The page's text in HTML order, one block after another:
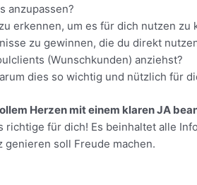
anzupassen?
erkennen, um es für dich nutzen zu
zu gewinnen, die du direkt
(Wunschkunden) anziehst?
dies so wichtig und nützlich für
Herzen mit einem klaren JA
für dich! Es beinhaltet alle
soll Freude machen.